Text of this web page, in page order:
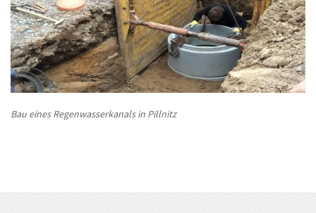
Bau eines Regenwasserkanals in Pillnitz